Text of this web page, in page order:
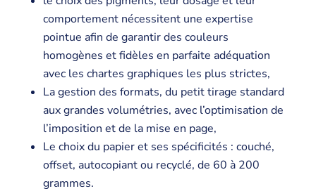
comportement nécessitent une expertise
pointue afin de garantir des couleurs
homogènes et fidèles en parfaite adéquation
avec les chartes graphiques les plus strictes,
La gestion des formats, du petit tirage standard
aux grandes volumétries, avec l’optimisation de
l’imposition et de la mise en page,
Le choix du papier et ses spécificités : couché,
offset, autocopiant ou recyclé, de 60 à 200
grammes.